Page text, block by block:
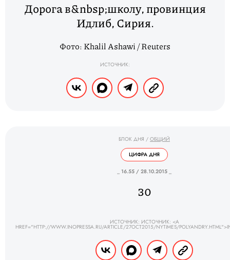
Дорога в&nbsp;школу, провинция
Идлиб, Сирия.
Фото: Khalil Ashawi / Reuters
ИСТОЧНИК:
БЛОК ДНЯ / ОБЩИЙ
ЦИФРА ДНЯ
_ 16.55 / 28.10.2015 _
30
ИСТОЧНИК: ИСТОЧНИК: <A
HREF="HTTP://WWW.INOPRESSA.RU/ARTICLE/27OCT2015/NYTIMES/